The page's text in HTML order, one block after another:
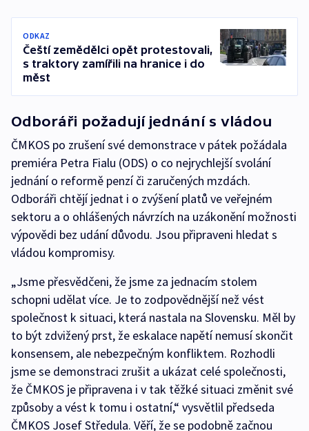
ODKAZ
Čeští zemědělci opět protestovali,
s traktory zamířili na hranice i do
měst
Odboráři požadují jednání s vládou
ČMKOS po zrušení své demonstrace v pátek požádala
premiéra Petra Fialu (ODS) o co nejrychlejší svolání
jednání o reformě penzí či zaručených mzdách.
Odboráři chtějí jednat i o zvýšení platů ve veřejném
sektoru a o ohlášených návrzích na uzákonění možnosti
výpovědi bez udání důvodu. Jsou připraveni hledat s
vládou kompromisy.
„Jsme přesvědčeni, že jsme za jednacím stolem
schopni udělat více. Je to zodpovědnější než vést
společnost k situaci, která nastala na Slovensku. Měl by
to být zdvižený prst, že eskalace napětí nemusí skončit
konsensem, ale nebezpečným konfliktem. Rozhodli
jsme se demonstraci zrušit a ukázat celé společnosti,
že ČMKOS je připravena i v tak těžké situaci změnit své
způsoby a vést k tomu i ostatní,“ vysvětlil předseda
ČMKOS Josef Středula. Věří, že se podobně začnou